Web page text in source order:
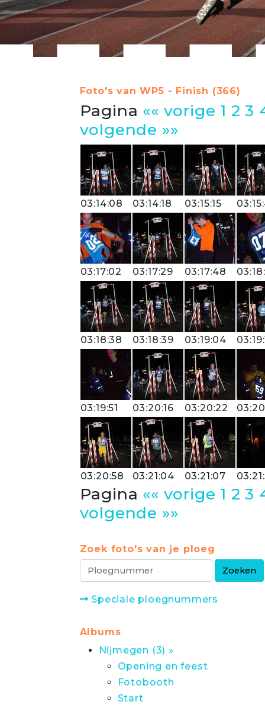
Foto's van WP5 - Finish (366)
Pagina «« vorige 1 2 3
volgende »»
03:14:08 03:14:18 03:15:15
03:17:02 03:17:29 03:17:48
03:18:38 03:18:39 03:19:04
03:19:51 03:20:16 03:20:22
03:20:58 03:21:04 03:21:07
Pagina «« vorige 1 2 3
volgende »»
Zoek foto's van je ploeg
Speciale ploegnummers
Albums
Nijmegen (3) »
Opening en feest
Fotobooth
Start